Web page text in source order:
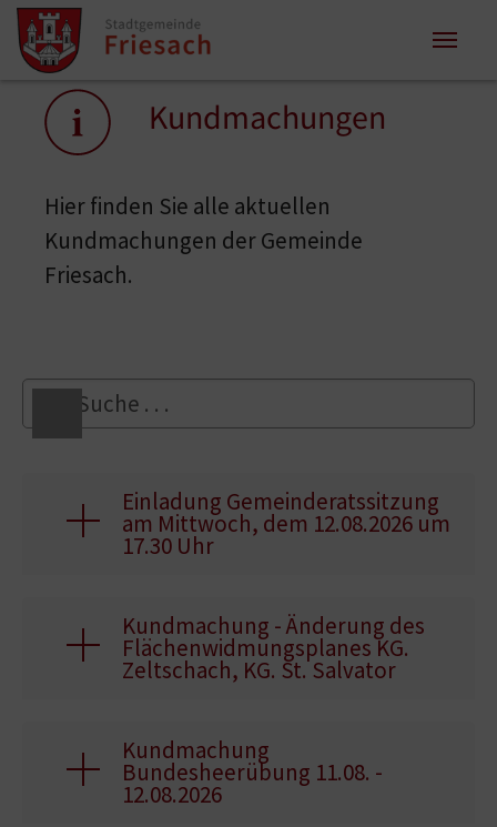
Zum Inhalt springen
Zum Seitenende springen
Sie sind hier: Kundmachungen
Hier finden Sie alle aktuellen
Kundmachungen der Gemeinde
Friesach.
Einladung Gemeinderatssitzung
am Mittwoch, dem 12.08.2026 um
17.30 Uhr
Kundmachung - Änderung des
Flächenwidmungsplanes KG.
Zeltschach, KG. St. Salvator
Kundmachung
Bundesheerübung 11.08. -
12.08.2026